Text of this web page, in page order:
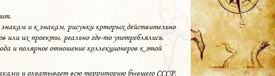
и к знакам, рисунки которых действительно
или их проекты, реально где-то употреблялись.
и полярное отношение коллекционеров к этой
и охватывает всю территорию бывшего СССР.